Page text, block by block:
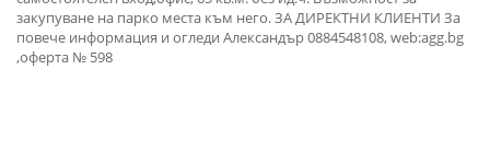
закупуване на парко места към него. ЗА ДИРЕКТНИ КЛИЕНТИ За
повече информация и огледи Александър 0884548108, web:agg.bg
,оферта № 598